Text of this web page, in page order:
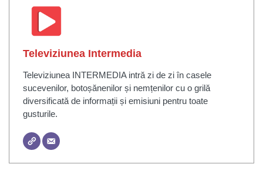
Televiziunea Intermedia
Televiziunea INTERMEDIA intră zi de zi în casele
sucevenilor, botoșănenilor și nemțenilor cu o grilă
diversificată de informații și emisiuni pentru toate
gusturile.